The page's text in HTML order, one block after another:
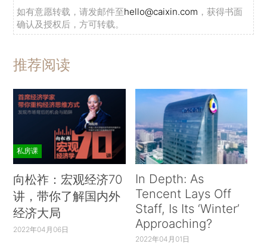
如有意愿转载，请发邮件至hello@caixin.com ，获得书面
确认及授权后，方可转载。
推荐阅读
私房课
向松祚：宏观经济70
讲，带你了解国内外
经济大局
2022年04月06日
In Depth: As
Tencent Lays Off
Staff, Is Its ‘Winter’
Approaching?
2022年04月01日